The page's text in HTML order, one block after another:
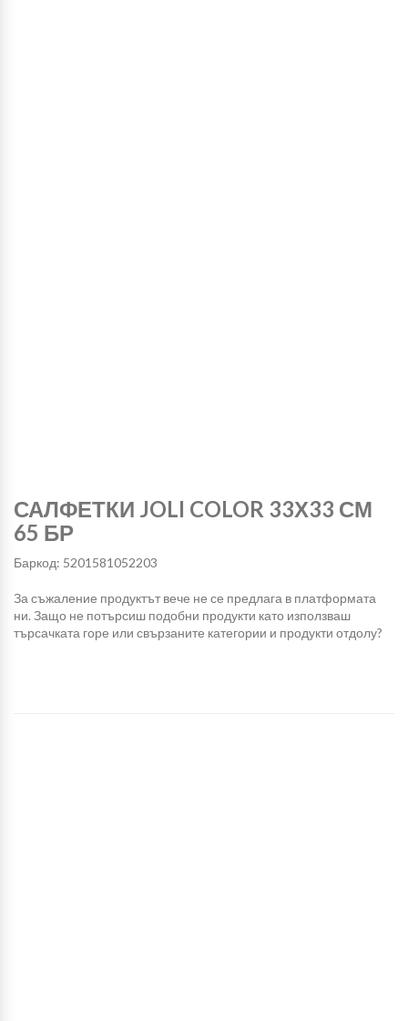
САЛФЕТКИ JOLI COLOR 33Х33 СМ
65 БР
Баркод: 5201581052203
За съжаление продуктът вече не се предлага в платформата
ни. Защо не потърсиш подобни продукти като използваш
търсачката горе или свързаните категории и продукти отдолу?